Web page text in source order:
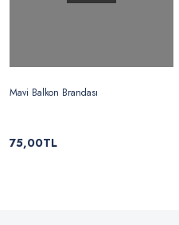
Mavi Balkon Brandası
75,00TL